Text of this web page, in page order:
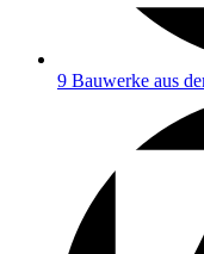
9 Bauwerke aus